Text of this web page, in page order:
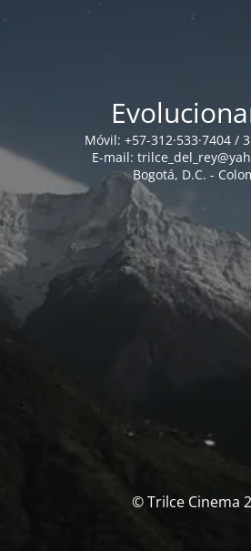
Móvil: +57-312·533·7404 /
E-mail:
Bogotá, D.C. -
© Trilce Cinema